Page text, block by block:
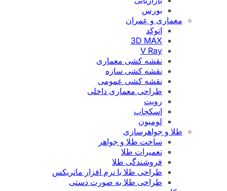
بورس
معماری و عمران
اتوکد
3D MAX
V Ray
نقشه کشی معماری
نقشه کشی سازه
نقشه کشی عمومی
طراحی معماری داخلی
رویت
اسکچاپ
لومیون
طلا و جواهرسازی
ساخت طلا و جواهر
تعمیرات طلا
فروشندگی طلا
طراحی طلا با نرم افزار ماتریکس
طراحی طلا به صورت دستی